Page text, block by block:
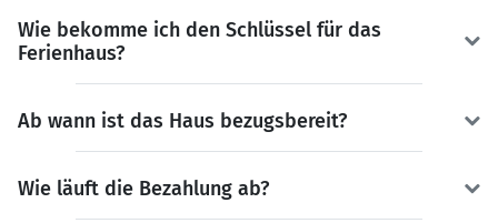
Wie bekomme ich den Schlüssel für das
Ferienhaus?
Ab wann ist das Haus bezugsbereit?
Wie läuft die Bezahlung ab?